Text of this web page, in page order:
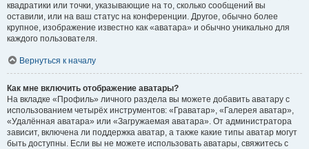
квадратики или точки, указывающие на то, сколько сообщений вы
оставили, или на ваш статус на конференции. Другое, обычно более
крупное, изображение известно как «аватара» и обычно уникально для
каждого пользователя.
Вернуться к началу
Как мне включить отображение аватары?
На вкладке «Профиль» личного раздела вы можете добавить аватару с
использованием четырёх инструментов: «Граватар», «Галерея аватар»,
«Удалённая аватара» или «Загружаемая аватара». От администратора
зависит, включена ли поддержка аватар, а также какие типы аватар могут
быть доступны. Если вы не можете использовать аватары, свяжитесь с